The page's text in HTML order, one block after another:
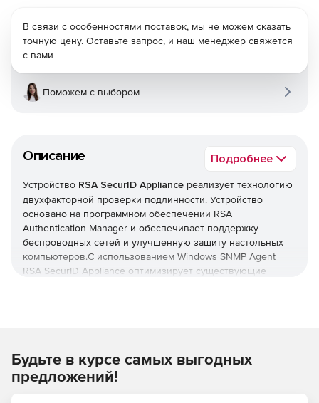
Описание Подробнее
Устройство RSA SecurID Appliance реализует технологию
двухфакторной проверки подлинности. Устройство
основано на программном обеспечении RSA
Authentication Manager и обеспечивает поддержку
беспроводных сетей и улучшенную защиту настольных
компьютеров.С использованием Windows SNMP Agent
RSA SecurID Appliance оптимизирует существующие
вариантах и с дополнительными опциями.
RSA SecurID Appliance for Large Enterprises
В связи с особенностями поставок, мы не можем сказать
точную цену. Оставьте запрос, и наш менеджер свяжется
с вами
Поможем с выбором
Будьте в курсе самых выгодных
предложений!